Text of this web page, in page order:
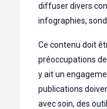
diffuser divers
infographies,
Ce contenu doit
préoccupations de
y ait un
publications
avec soin, des